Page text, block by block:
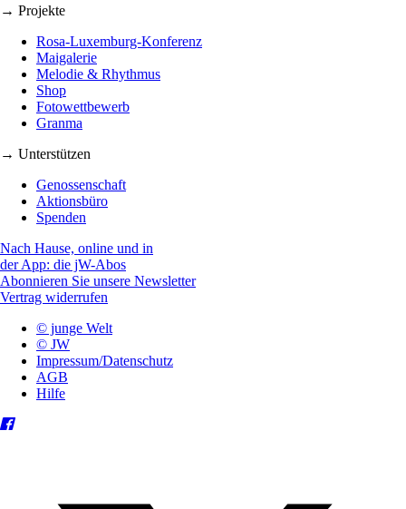
→ Projekte
Rosa-Luxemburg-Konferenz
Maigalerie
Melodie & Rhythmus
Shop
Fotowettbewerb
Granma
→ Unterstützen
Genossenschaft
Aktionsbüro
Spenden
Nach Hause, online und in
der App: die jW-Abos
Abonnieren Sie unsere Newsletter
Vertrag widerrufen
© junge Welt
© JW
Impressum/Datenschutz
AGB
Hilfe